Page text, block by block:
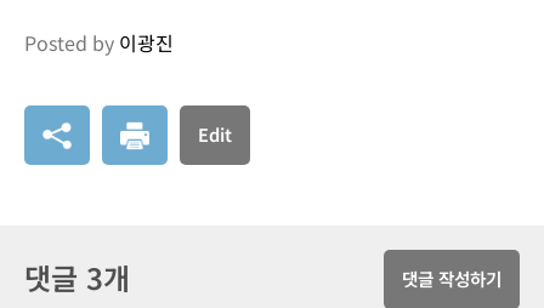
Posted by 이광진
Edit
댓글 3개 댓글 작성하기